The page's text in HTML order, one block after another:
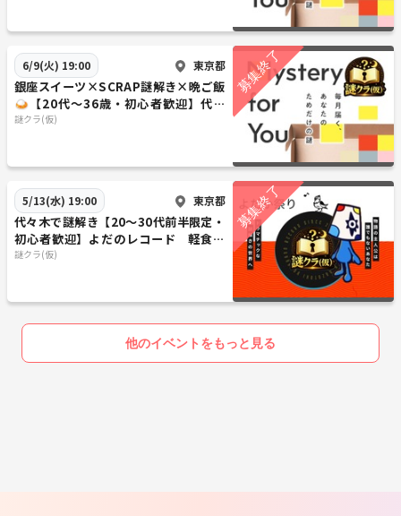
〜1回目の開催〜👫10名参加
◆ MYSTERY WEDDING ❄️
クリアタイム:約1時間半🥇
◆ 怪異対調査ファイル「暗号化ウイルス」🌙
クリアタイム:約1時間半🥇
クリアタイム:約2時間🥇
6/9(火) 19:00 東京都
銀座スイーツ×SCRAP謎解き×晩ご飯
🍛【20代～36歳・初心者歓迎】代々
木駅
謎クラ(仮)
5/13(水) 19:00 東京都
代々木で謎解き【20～30代前半限定・
初心者歓迎】よだのレコード 軽食付
き
謎クラ(仮)
他のイベントをもっと見る